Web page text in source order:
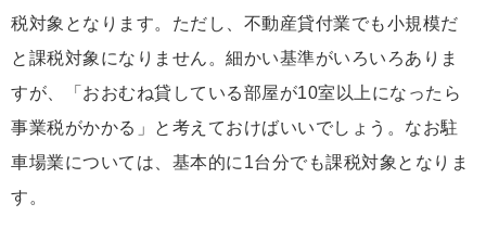
税対象となります。ただし、不動産貸付業でも小規模だ
と課税対象になりません。細かい基準がいろいろありま
すが、「おおむね貸している部屋が10室以上になったら
事業税がかかる」と考えておけばいいでしょう。なお駐
車場業については、基本的に1台分でも課税対象となりま
す。